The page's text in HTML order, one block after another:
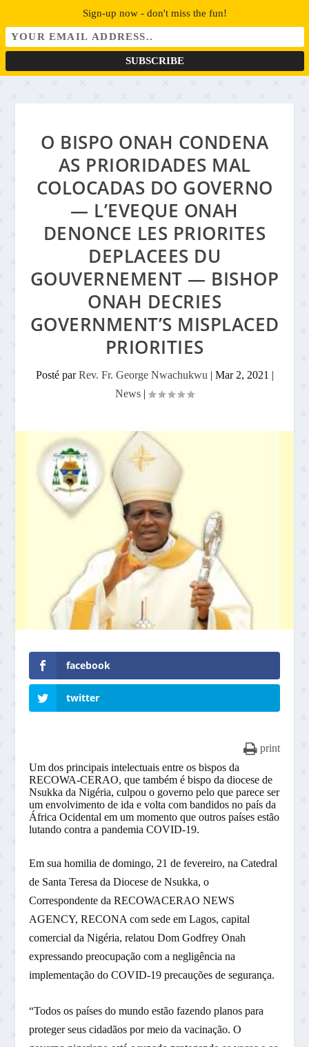
O BISPO ONAH CONDENA
AS PRIORIDADES MAL
COLOCADAS DO GOVERNO
— L’EVEQUE ONAH
DENONCE LES PRIORITES
DEPLACEES DU
GOUVERNEMENT — BISHOP
ONAH DECRIES
GOVERNMENT’S MISPLACED
PRIORITIES
Posté parRev. Fr. George Nwachukwu | Mar 2, 2021 |
News |
facebook
twitter
print
Um dos principais intelectuais entre os bispos da
RECOWA-CERAO, que também é bispo da diocese de
Nsukka da Nigéria, culpou o governo pelo que parece ser
um envolvimento de ida e volta com bandidos no país da
África Ocidental em um momento que outros países estão
lutando contra a pandemia COVID-19.
Em sua homilia de domingo, 21 de fevereiro, na Catedral
de Santa Teresa da Diocese de Nsukka, o
Correspondente da RECOWACERAO NEWS
AGENCY, RECONA com sede em Lagos, capital
comercial da Nigéria, relatou Dom Godfrey Onah
expressando preocupação com a negligência na
implementação do COVID-19 precauções de segurança.
“Todos os países do mundo estão fazendo planos para
proteger seus cidadãos por meio da vacinação. O
Sign-up now - don't miss the fun!